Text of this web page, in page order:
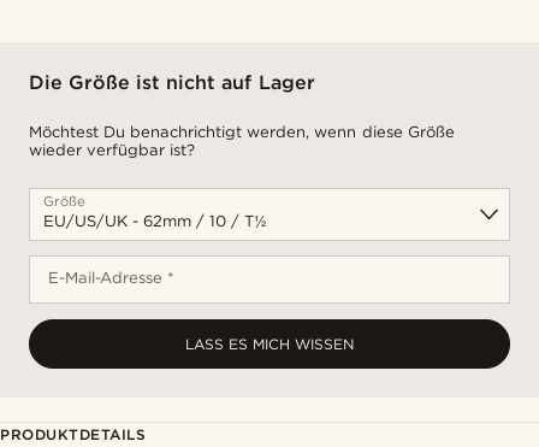
Die Größe ist nicht auf Lager
Möchtest Du benachrichtigt werden, wenn diese Größe
wieder verfügbar ist?
Größe
E-Mail-Adresse *
LASS ES MICH WISSEN
PRODUKTDETAILS